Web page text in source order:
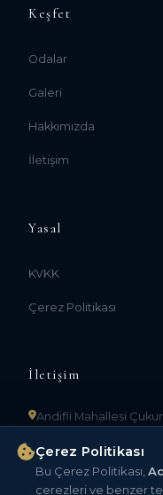
Keşfet
Odalar
Galeri
Hakkımızda
İletişim
Yasal
KVKK
Çerez Politikası
İletişim
Andifli Mahallesi
0 555 656 24 07
Çerez Politikası
Bu Çerez Politikası,
çerezleri ve benzer